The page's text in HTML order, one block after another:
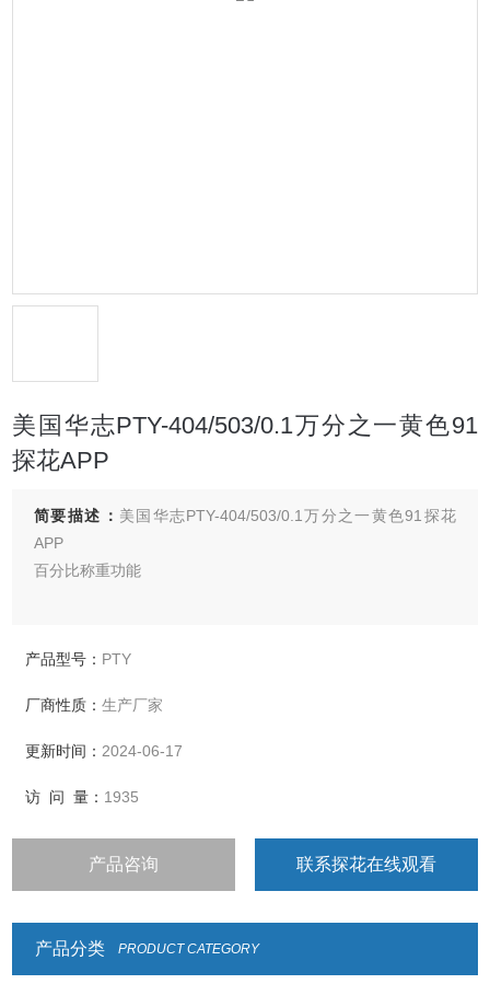
美国华志PTY-404/503/0.1万分之一黄色91
探花APP
简要描述： 美国华志PTY-404/503/0.1万分之一黄色91探花
APP
百分比称重功能
※成本结算（计价）功能
※上下限检重功能
※峰值保持功能
产品型号： PTY
厂商性质：生产厂家
更新时间： 2024-06-17
访 问 量： 1935
产品咨询 联系探花在线观看
产品分类 PRODUCT CATEGORY